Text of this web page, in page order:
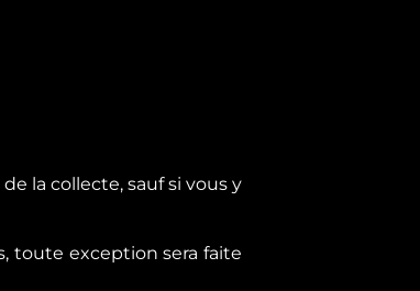
la collecte, sauf si vous y
toute exception sera faite